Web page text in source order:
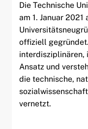
Die Technische
am 1. Januar
offiziell
interdisziplinären,
Ansatz und
die technische,
vernetzt.